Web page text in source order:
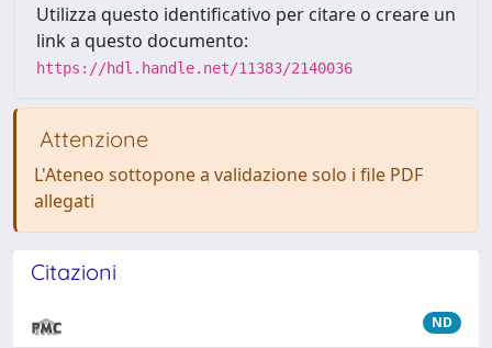
Utilizza questo identificativo per citare o creare un
link a questo documento:
https://hdl.handle.net/11383/2140036
Attenzione
L'Ateneo sottopone a validazione solo i file PDF
allegati
Citazioni
ND